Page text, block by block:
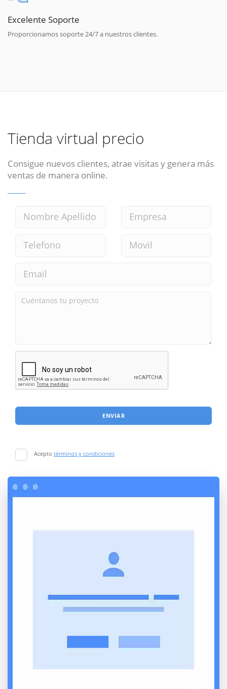
Excelente Soporte
Proporcionamos soporte 24/7 a nuestros clientes.
Tienda virtual precio
Consigue nuevos clientes, atrae visitas y genera más
ventas de manera online.
ENVIAR
Acepto términos y condiciones